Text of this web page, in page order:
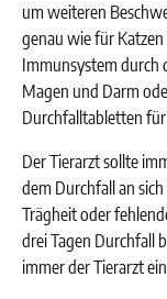
um weiteren
genau wie für
Immunsystem durch
Magen und Darm
Durchfalltabletten
Der Tierarzt sollte
dem Durchfall an
Trägheit oder
drei Tagen Durchfall
immer der Tierarzt